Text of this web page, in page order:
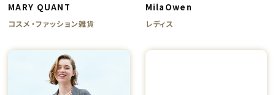
MARY QUANT
コスメ・ファッション雑貨
MilaOwen
レディス